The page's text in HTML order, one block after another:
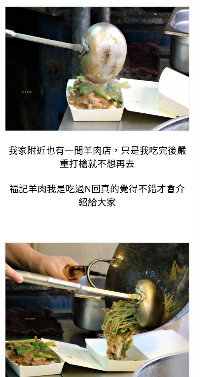
我家附近也有一間羊肉店，只是我吃完後嚴
重打槍就不想再去
福記羊肉我是吃過N回真的覺得不錯才會介
紹給大家